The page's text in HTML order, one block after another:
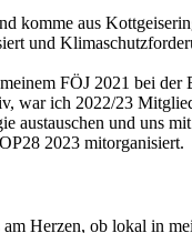
komme aus
und
FÖJ 2021 bei
war ich 2022/23
austauschen und uns
2023 mitorganisiert.
Herzen, ob lokal in